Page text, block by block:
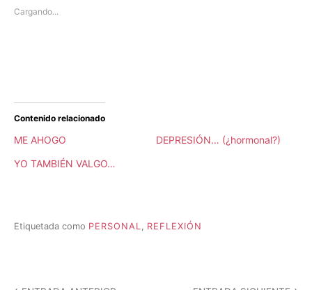
Cargando...
Contenido relacionado
ME AHOGO
DEPRESIÓN… (¿hormonal?)
YO TAMBIÉN VALGO…
P
Etiquetada como PERSONAL, REFLEXIÓN